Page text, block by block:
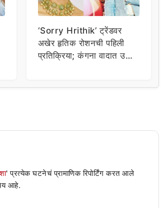
‘Sorry Hrithik’ ट्रेंडवर
अखेर हृतिक रोशनची पहिली
प्रतिक्रिया; कंगना वादात उडी
' प्रत्येक घटनेचं प्रामाणिक रिपोर्टिंग करत आले
आहे.